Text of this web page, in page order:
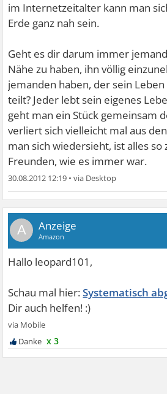
im Internetzeitalter kann man
Erde ganz nah sein.
Geht es dir darum immer
Nähe zu haben, ihn völlig
jemanden haben, der sein
teilt? Jeder lebt sein eigenes
geht man ein Stück gemeinsam
verliert sich vielleicht mal aus
man sich wiedersieht, ist alles so
Freunden, wie es immer war.
30.08.2012 12:19 •
A
Systematisch
x 3